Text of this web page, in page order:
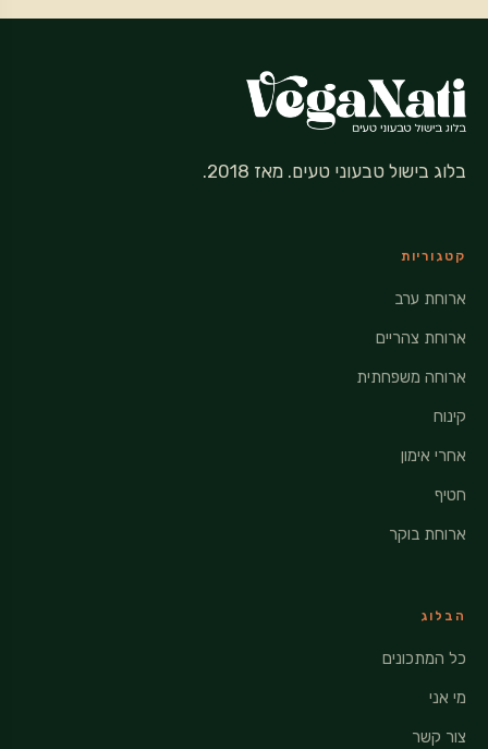
בלוג בישול טבעוני טעים. מאז 2018.
קטגוריות
ארוחת ערב
ארוחת צהריים
ארוחה משפחתית
קינוח
אחרי אימון
חטיף
ארוחת בוקר
הבלוג
כל המתכונים
מי אני
צור קשר